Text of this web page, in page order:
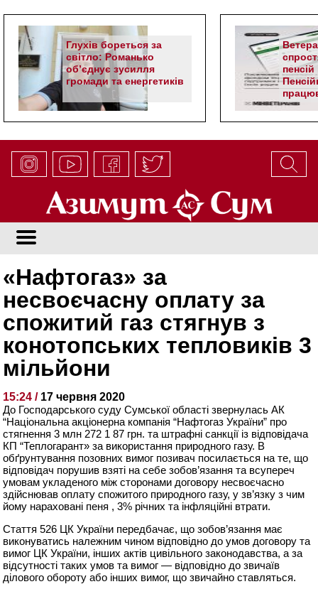
Глухів бореться за
світло: Романько
об’єднує зусилля
громади та енергетиків
«Нафтогаз» за
несвоєчасну оплату за
спожитий газ стягнув з
конотопських тепловиків 3
мільйони
15:24 / 17 червня 2020
До Господарського суду Сумської області звернулась АК
“Національна акціонерна компанія “Нафтогаз України” про
стягнення 3 млн 272 1 87 грн. та штрафні санкції із відповідача
КП “Теплогарант» за використання природного газу. В
обґрунтування позовних вимог позивач посилається на те, що
відповідач порушив взяті на себе зобов’язання та всупереч
умовам укладеного між сторонами договору несвоєчасно
здійснював оплату спожитого природного газу, у зв’язку з чим
йому нараховані пеня , 3% річних та інфляційні втрати.
Стаття 526 ЦК України передбачає, що зобов’язання має
виконуватись належним чином відповідно до умов договору та
вимог ЦК України, інших актів цивільного законодавства, а за
відсутності таких умов та вимог — відповідно до звичаїв
ділового обороту або інших вимог, що звичайно ставляться.